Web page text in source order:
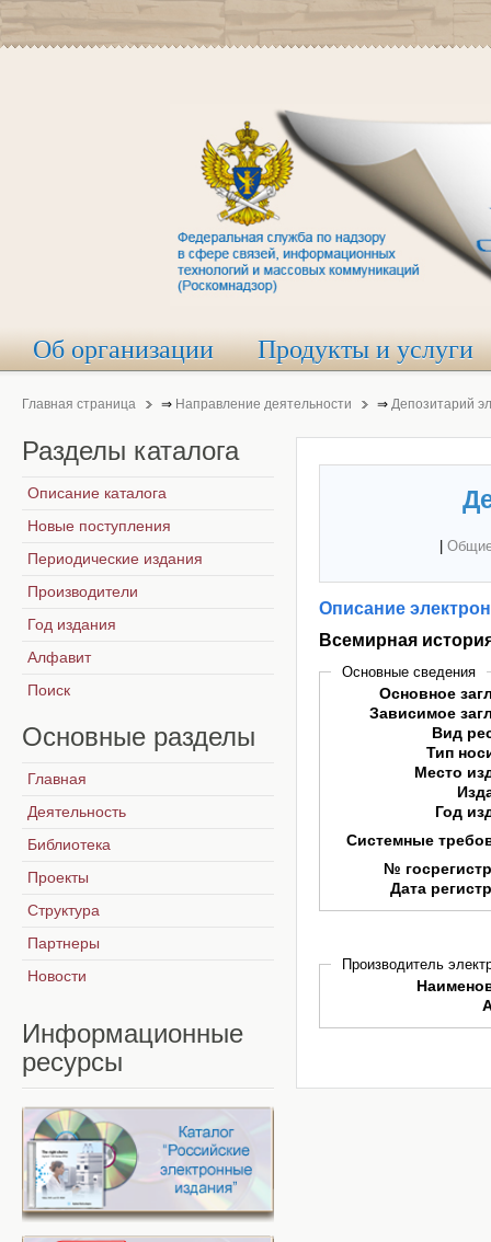
Об организации Продукты и услуги
Главная страница ⇒ Направление деятельности ⇒ Депозитарий
Описание
Всемирная
Основные сведения
Основное
Зависимое
Вид
Тип
Место
Год
Системные
№
Дата
Производитель
Разделы каталога
Описание каталога
Новые поступления
Периодические издания
Производители
Год издания
Алфавит
Поиск
Основные разделы
Главная
Деятельность
Библиотека
Проекты
Структура
Партнеры
Новости
Информационные
ресурсы